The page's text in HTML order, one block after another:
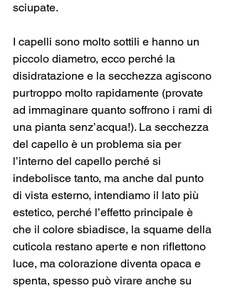
sciupate.
I capelli sono molto sottili e hanno un
piccolo diametro, ecco perché la
disidratazione e la secchezza agiscono
purtroppo molto rapidamente (provate
ad immaginare quanto soffrono i rami di
una pianta senz’acqua!). La secchezza
del capello è un problema sia per
l’interno del capello perché si
indebolisce tanto, ma anche dal punto
di vista esterno, intendiamo il lato più
estetico, perché l’effetto principale è
che il colore sbiadisce, la squame della
cuticola restano aperte e non riflettono
luce, ma colorazione diventa opaca e
spenta, spesso può virare anche su